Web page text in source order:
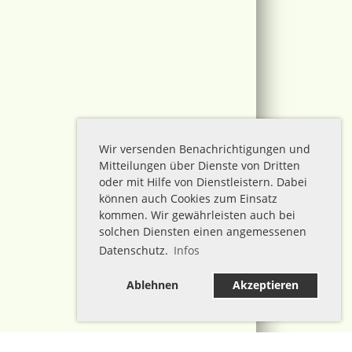
Wir versenden Benachrichtigungen und
Mitteilungen über Dienste von Dritten
oder mit Hilfe von Dienstleistern. Dabei
können auch Cookies zum Einsatz
kommen. Wir gewährleisten auch bei
solchen Diensten einen angemessenen
Datenschutz. Infos
Ablehnen Akzeptieren